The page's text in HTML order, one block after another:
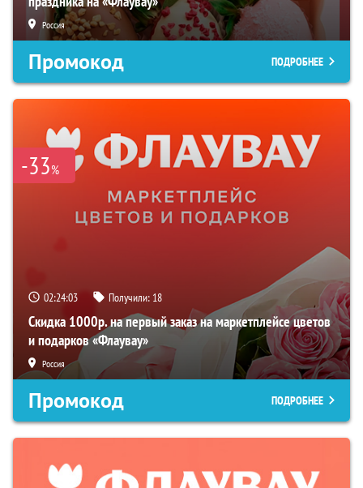
Россия
Промокод ПОДРОБНЕЕ
-33%
02:24:03 Получили: 18
Скидка 1000р. на первый заказ на маркетплейсе цветов
и подарков «Флаувау»
Россия
Промокод ПОДРОБНЕЕ